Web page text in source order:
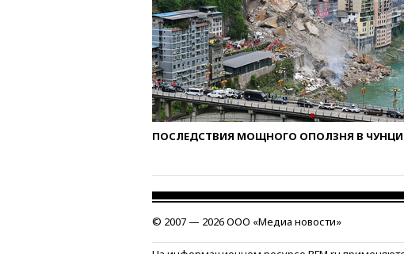
ПОСЛЕДСТВИЯ МОЩНОГО ОПОЛЗНЯ В
© 2007 — 2026 ООО «Медиа новости»